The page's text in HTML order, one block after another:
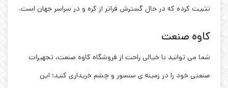
تثبیت کرده که در حال گسترش فراتر از کره و در سراسر جهان است.
کاوه صنعت
شما می توانید با خیالی راحت از فروشگاه کاوه صنعت، تجهیزات
صنعتی خود را در زمینه ی سنسور و چشم خریداری کنید؛ این